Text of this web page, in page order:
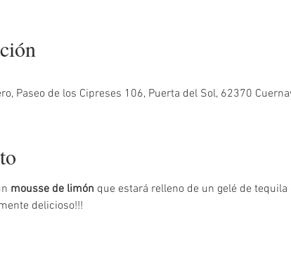
Paseo de los Cipreses 106, Puerta del Sol, 62370
mousse de limón que estará relleno de un gelé de
delicioso!!!